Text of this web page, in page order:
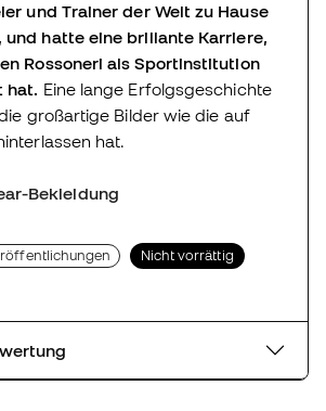
und Trainer der Welt zu Hause
und hatte eine brillante Karriere,
Rossoneri als Sportinstitution
hat. Eine lange Erfolgsgeschichte
großartige Bilder wie die auf
hat.
Bekleidung
Nicht vorrättig